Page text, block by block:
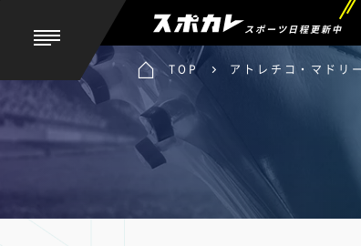
スポーツ日程更新中
TOP アトレチコ・マドリ